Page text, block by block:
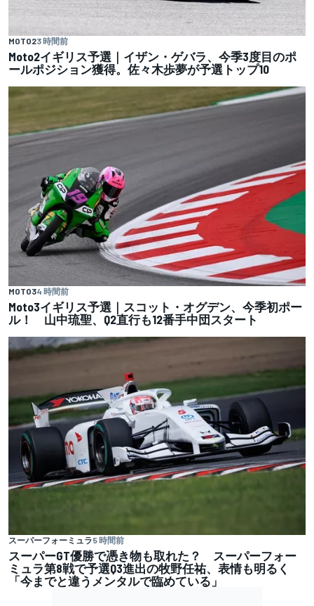
MOTO23 時間前
Moto2イギリス予選｜イザン・ゲバラ、今季3度目のポ
ールポジション獲得。佐々木歩夢が予選トップ10
MOTO34 時間前
Moto3イギリス予選｜スコット・オグデン、今季初ポー
ル！ 山中琉聖、Q2直行も12番手中団スタート
スーパーフォーミュラ5 時間前
スーパーGT優勝で憑き物も取れた？ スーパーフォー
ミュラ第8戦で予選Q3進出の牧野任祐、表情も明るく
「今までと違うメンタルで臨めている」